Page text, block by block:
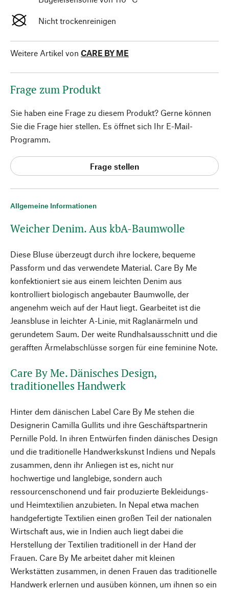
Allgemeine Informationen
Weicher Denim. Aus kbA-Baumwolle
Diese Bluse überzeugt durch ihre lockere, bequeme
Passform und das verwendete Material. Care By Me
konfektioniert sie aus einem leichten Denim aus
kontrolliert biologisch angebauter Baumwolle, der
angenehm weich auf der Haut liegt. Gearbeitet ist die
Jeansbluse in leichter A-Linie, mit Raglanärmeln und
gerundetem Saum. Der weite Rundhalsausschnitt und die
gerafften Ärmelabschlüsse sorgen für eine feminine Note.
Care By Me. Dänisches Design,
traditionelles Handwerk
Hinter dem dänischen Label Care By Me stehen die
Designerin Camilla Gullits und ihre Geschäftspartnerin
Pernille Pold. In ihren Entwürfen finden dänisches Design
und die traditionelle Handwerkskunst Indiens und Nepals
zusammen, denn ihr Anliegen ist es, nicht nur
hochwertige und langlebige, sondern auch
ressourcenschonend und fair produzierte Bekleidungs-
und Heimtextilien anzubieten. In Nepal etwa machen
handgefertigte Textilien einen großen Teil der nationalen
Wirtschaft aus, wie in Indien auch liegt dabei die
Herstellung der Textilien traditionell in der Hand der
Frauen. Care By Me arbeitet daher mit kleinen
Werkstätten zusammen, in denen Frauen das traditionelle
Handwerk erlernen und ausüben können, um ihnen so ein
Nicht trockenreinigen
Weitere Artikel von CARE BY ME
Frage zum Produkt
Sie haben eine Frage zu diesem Produkt? Gerne können
Sie die Frage hier stellen. Es öffnet sich Ihr E-Mail-
Programm.
Frage stellen